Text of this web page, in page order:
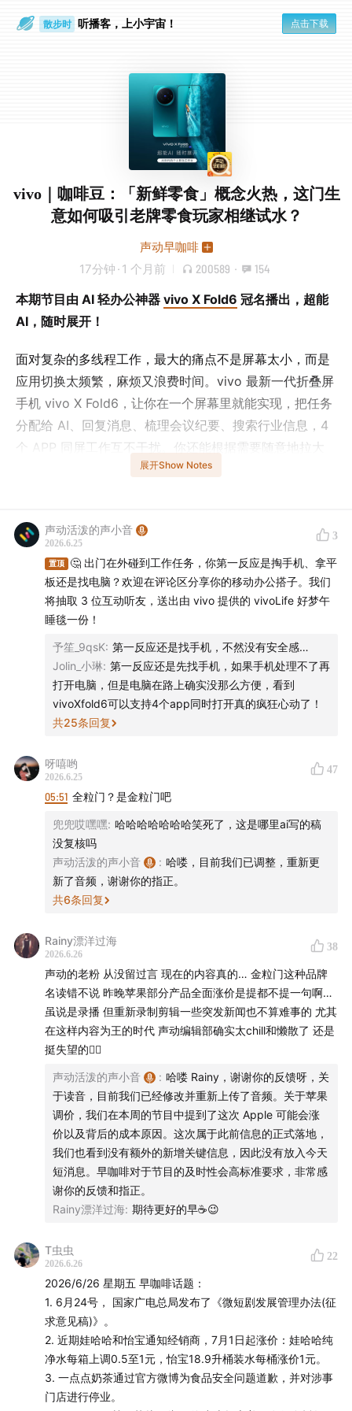
散步时 听播客，上小宇宙！ 点击下载
vivo｜咖啡豆：「新鲜零食」概念火热，这门生
意如何吸引老牌零食玩家相继试水？
声动早咖啡
17分钟 · 1 个月前 200589 · 154
本期节目由 AI 轻办公神器 vivo X Fold6 冠名播出，超能
AI，随时展开！
面对复杂的多线程工作，最大的痛点不是屏幕太小，而是
应用切换太频繁，麻烦又浪费时间。vivo 最新一代折叠屏
手机 vivo X Fold6，让你在一个屏幕里就能实现，把任务
分配给 AI、回复消息、梳理会议纪要、搜索行业信息，4
个 APP 同屏工作互不干扰。你还能根据需要随意地拉大
缩小应用窗口，会议软件、AI 应用等常用的工作软件，还
多设备跨生态破壁互联，实现设备之间无缝流转。点击产
品官方链接，可以了解更多功能！
HYROX杭州站赛事
！在高强度的赛场上， 2026 HYROX
中国赛事官方合作伙伴图拉斯，陪伴每一位运动者挑战体
能的极限，用支点为你记录每一次的坚持与汗水。有支
点，就能撑住。
拉斯Hyrox主题限定盲盒周边」。希望在图拉斯的陪伴
下，去发现记录有趣的商业现象。
中泰证券的一份行业报告认为，以一栗、几多全、金粒门
为代表的新鲜零食品牌，已经完成了样板店的模型验证，
开始跨区域拓店。同时，其他食品行业的传统巨头们也盯
展开Show Notes
声动活泼的声小音
2026.6.25
3
置顶
🤔 出门在外碰到工作任务，你第一反应是掏手机、拿平
板还是找电脑？欢迎在评论区分享你的移动办公搭子。我们
将抽取 3 位互动听友，送出由 vivo 提供的 vivoLife 好梦午
睡毯一份！
予笙_9qsK: 第一反应还是找手机，不然没有安全感…
Jolin_小琳: 第一反应还是先找手机，如果手机处理不了再
打开电脑，但是电脑在路上确实没那么方便，看到
vivoXfold6可以支持4个app同时打开真的疯狂心动了！
共25条回复
呀嘻哟
2026.6.25
47
05:51 全粒门？是金粒门吧
兜兜哎嘿嘿: 哈哈哈哈哈哈哈笑死了，这是哪里ai写的稿
没复核吗
声动活泼的声小音
: 哈喽，目前我们已调整，重新更
新了音频，谢谢你的指正。
共6条回复
Rainy漂洋过海
2026.6.26
38
声动的老粉 从没留过言 现在的内容真的… 金粒门这种品牌
名读错不说 昨晚苹果部分产品全面涨价是提都不提一句啊…
虽说是录播 但重新录制剪辑一些突发新闻也不算难事的 尤其
在这样内容为王的时代 声动编辑部确实太chill和懒散了 还是
挺失望的😮‍💨
声动活泼的声小音 : 哈喽 Rainy，谢谢你的反馈呀，关
于读音，目前我们已经修改并重新上传了音频。关于苹果
调价，我们在本周的节目中提到了这次 Apple 可能会涨
价以及背后的成本原因。这次属于此前信息的正式落地，
我们也看到没有额外的新增关键信息，因此没有放入今天
短消息。早咖啡对于节目的及时性会高标准要求，非常感
谢你的反馈和指正。
Rainy漂洋过海: 期待更好的早☕️😉
T虫虫
2026.6.26
22
2026/6/26 星期五 早咖啡话题：
1. 6月24号， 国家广电总局发布了《微短剧发展管理办法(征
求意见稿)》。
2. 近期娃哈哈和怡宝通知经销商，7月1日起涨价：娃哈哈纯
净水每箱上调0.5至1元，怡宝18.9升桶装水每桶涨价1元。
3. 一点点奶茶通过官方微博为食品安全问题道歉，并对涉事
门店进行停业。